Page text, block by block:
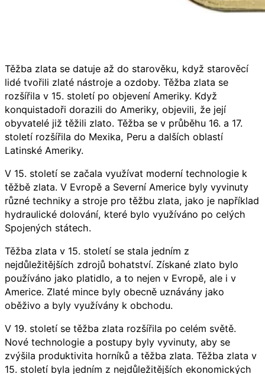
Těžba zlata se datuje až do starověku, když starověcí
lidé tvořili zlaté nástroje a ozdoby. Těžba zlata se
rozšířila v 15. století po objevení Ameriky. Když
konquistadoři dorazili do Ameriky, objevili, že její
obyvatelé již těžili zlato. Těžba se v průběhu 16. a 17.
století rozšířila do Mexika, Peru a dalších oblastí
Latinské Ameriky.
V 15. století se začala využívat moderní technologie k
těžbě zlata. V Evropě a Severní Americe byly vyvinuty
různé techniky a stroje pro těžbu zlata, jako je například
hydraulické dolování, které bylo využíváno po celých
Spojených státech.
Těžba zlata v 15. století se stala jedním z
nejdůležitějších zdrojů bohatství. Získané zlato bylo
používáno jako platidlo, a to nejen v Evropě, ale i v
Americe. Zlaté mince byly obecně uznávány jako
oběživo a byly využívány k obchodu.
V 19. století se těžba zlata rozšířila po celém světě.
Nové technologie a postupy byly vyvinuty, aby se
zvýšila produktivita horníků a těžba zlata. Těžba zlata v
15. století byla jedním z nejdůležitějších ekonomických